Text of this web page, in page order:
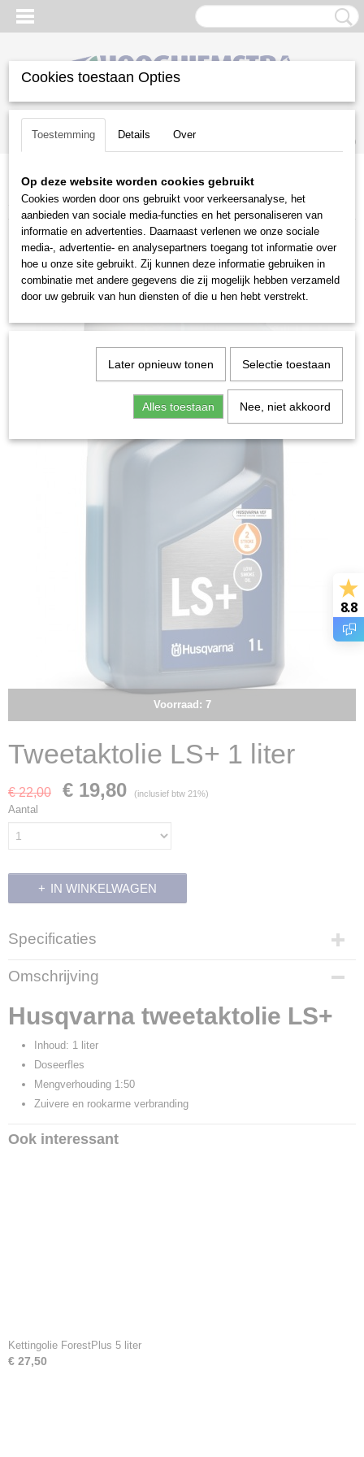
Inloggen Registreren
(0)
Home >Snoeien en Zagen> Kettingzagen | toebehoren
Smeermiddelen>Tweetaktolie LS+ 1 liter
Voorraad: 7
Tweetaktolie LS+ 1 liter
€ 22,00 € 19,80 (inclusief btw 21%)
Aantal
IN WINKELWAGEN
Specificaties
Productcode
9250
Productcode leverancier
5780370-02
Omschrijving
Husqvarna tweetaktolie LS+
Inhoud: 1 liter
Doseerfles
Mengverhouding 1:50
Zuivere en rookarme verbranding
Ook interessant
Kettingolie ForestPlus 5 liter
€ 27,50
8.8
Cookies toestaan Opties
Toestemming Details Over
Op deze website worden cookies gebruikt
Cookies worden door ons gebruikt voor verkeersanalyse, het
aanbieden van sociale media-functies en het personaliseren van
informatie en advertenties. Daarnaast verlenen we onze sociale
media-, advertentie- en analysepartners toegang tot informatie over
hoe u onze site gebruikt. Zij kunnen deze informatie gebruiken in
combinatie met andere gegevens die zij mogelijk hebben verzameld
door uw gebruik van hun diensten of die u hen hebt verstrekt.
Later opnieuw tonen Selectie toestaan
Alles toestaan Nee, niet akkoord